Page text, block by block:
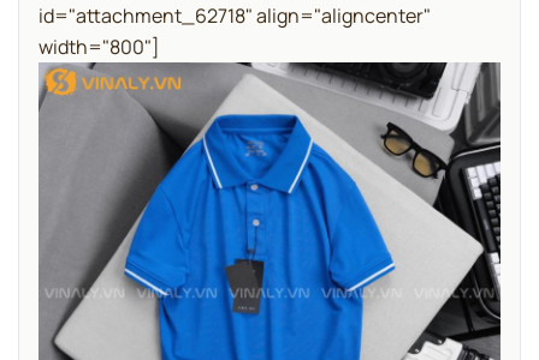
id="attachment_62718" align="aligncenter"
width="800"]